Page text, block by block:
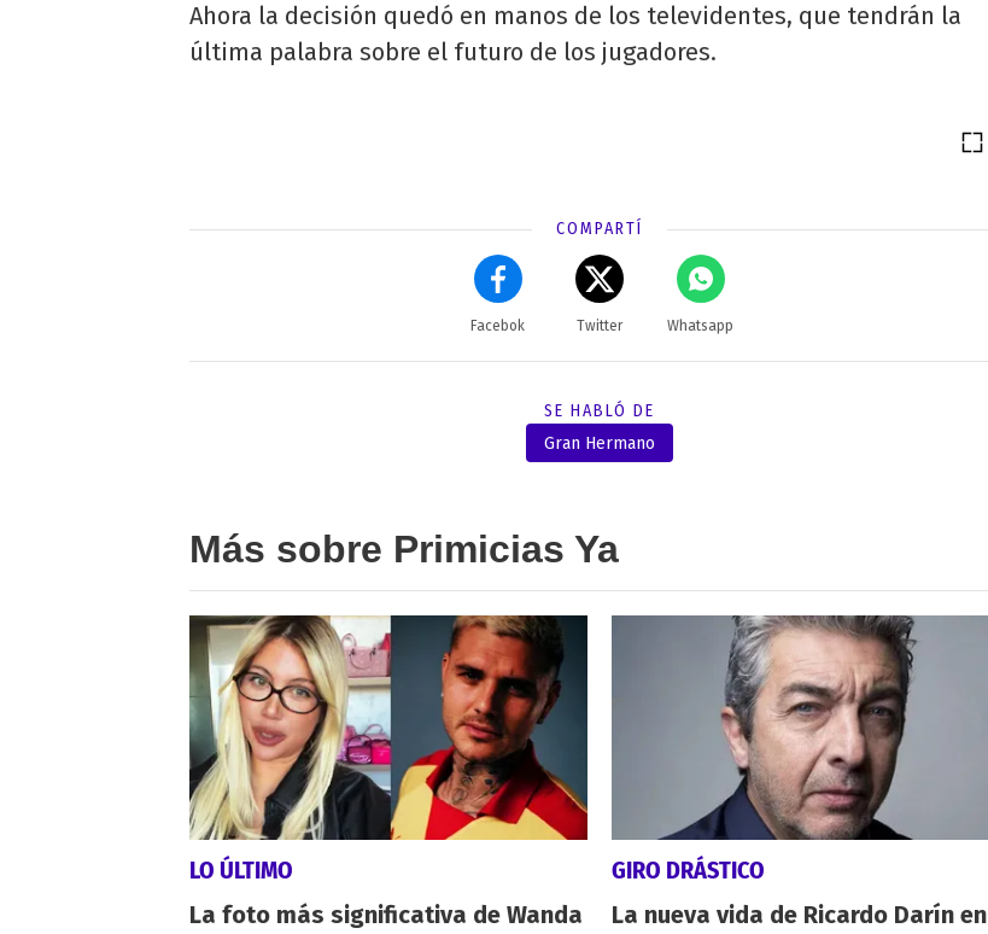
Ahora la decisión quedó en manos de los televidentes, que tendrán la
última palabra sobre el futuro de los jugadores.
COMPARTÍ
Facebok Twitter Whatsapp
SE HABLÓ DE
Gran Hermano
Más sobre Primicias Ya
LO ÚLTIMO
La foto más significativa de Wanda
GIRO DRÁSTICO
La nueva vida de Ricardo Darín en